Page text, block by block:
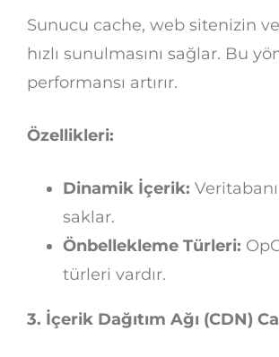
Sunucu cache, web sitenizin
hızlı sunulmasını sağlar. Bu
performansı artırır.
Özellikleri:
Dinamik İçerik:
saklar.
Önbellekleme Türleri:
türleri vardır.
3. İçerik Dağıtım Ağı (CDN)